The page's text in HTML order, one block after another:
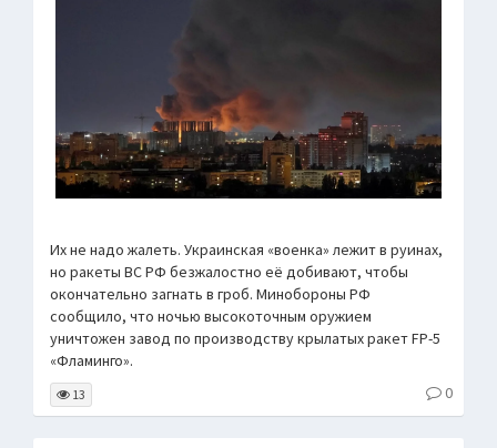
Их не надо жалеть. Украинская «военка» лежит в руинах,
но ракеты ВС РФ безжалостно её добивают, чтобы
окончательно загнать в гроб. Минобороны РФ
сообщило, что ночью высокоточным оружием
уничтожен завод по производству крылатых ракет FP-5
«Фламинго».
13 0